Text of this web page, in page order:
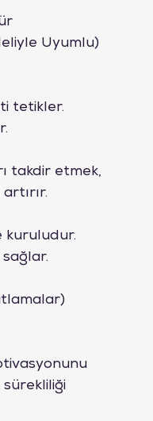
Uyumlu)
tetikler.
takdir etmek,
kuruludur.
sürekliliği